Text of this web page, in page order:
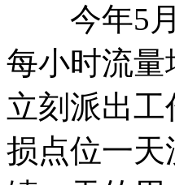
今年5月
每小时流量
立刻派出
损点位一天